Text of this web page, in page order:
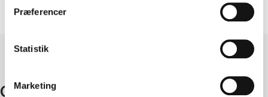
Præferencer
Statistik
Marketing
Omregning af ECTS